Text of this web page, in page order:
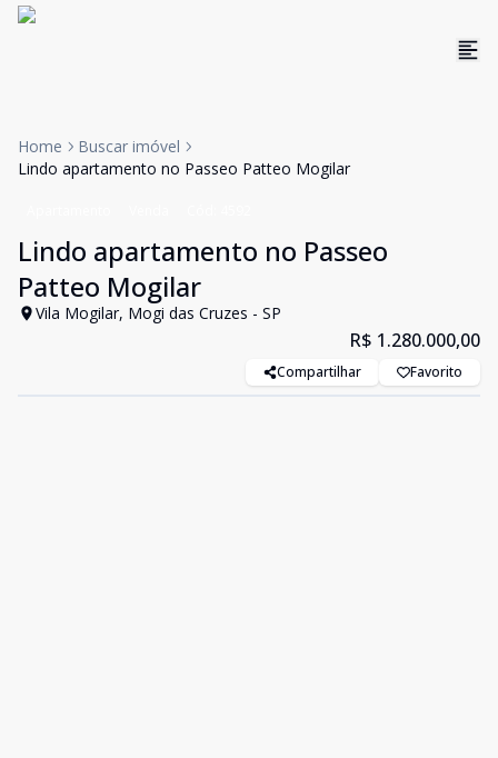
Home
Buscar imóvel
Lindo apartamento no Passeo Patteo Mogilar
Lindo apartamento no Passeo
Patteo Mogilar
Vila Mogilar, Mogi das Cruzes - SP
R$ 1.280.000,00
Compartilhar Favorito